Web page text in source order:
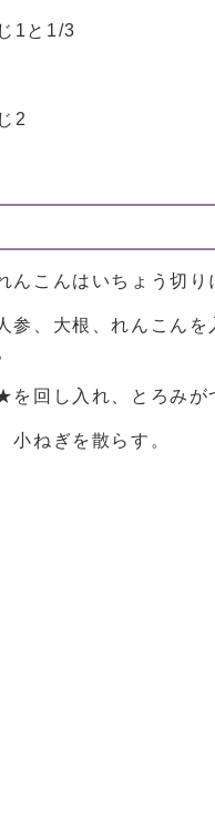
1と1/3
2
んこんはいちょう切り
参、大根、れんこん
回し入れ、とろみが
小ねぎを散らす。